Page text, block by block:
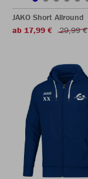
JAKO Short Allround
ab 17,99 €
29,99 €